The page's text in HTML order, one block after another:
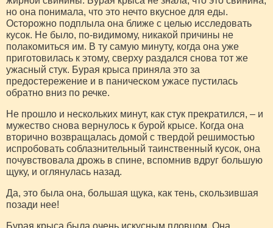
но она понимала, что это нечто вкусное для еды.
Осторожно подплыла она ближе с целью исследовать
кусок. Не было, по-видимому, никакой причины не
полакомиться им. В ту самую минуту, когда она уже
приготовилась к этому, сверху раздался снова тот же
ужасный стук. Бурая крыса приняла это за
предостережение и в паническом ужасе пустилась
обратно вниз по речке.
Не прошло и нескольких минут, как стук прекратился, – и
мужество снова вернулось к бурой крысе. Когда она
вторично возвращалась домой с твердой решимостью
испробовать соблазнительный таинственный кусок, она
почувствовала дрожь в спине, вспомнив вдруг большую
щуку, и оглянулась назад.
Да, это была она, большая щука, как тень, скользившая
позади нее!